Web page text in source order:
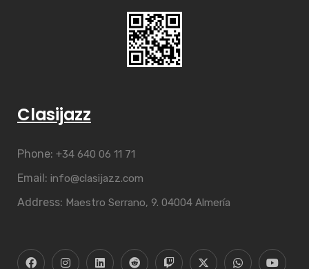
Clasijazz
Phone: +34 640 06 11 71
Email: info@clasijazz.com
Address: Maestro Serrano, 9. 04004 Almería